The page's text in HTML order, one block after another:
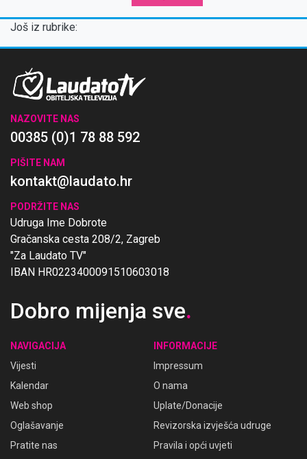
Još iz rubrike:
NAZOVITE NAS
00385 (0)1 78 88 592
PIŠITE NAM
kontakt@laudato.hr
PODRŽITE NAS
Udruga Ime Dobrote
Gračanska cesta 208/2, Zagreb
"Za Laudato TV"
IBAN HR0223400091510603018
Dobro mijenja sve.
NAVIGACIJA
Vijesti
Kalendar
Web shop
Oglašavanje
Pratite nas
INFORMACIJE
Impressum
O nama
Uplate/Donacije
Revizorska izvješća udruge
Pravila i opći uvjeti